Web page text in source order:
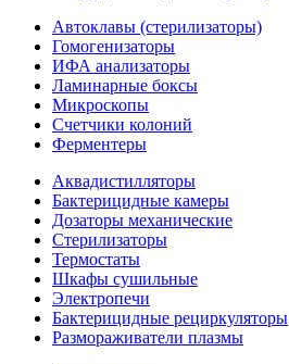
Автоклавы (стерилизаторы)
Гомогенизаторы
ИФА анализаторы
Ламинарные боксы
Микроскопы
Счетчики колоний
Ферментеры
Аквадистилляторы
Бактерицидные камеры
Дозаторы механические
Стерилизаторы
Термостаты
Шкафы сушильные
Электропечи
Бактерицидные рециркуляторы
Размораживатели плазмы